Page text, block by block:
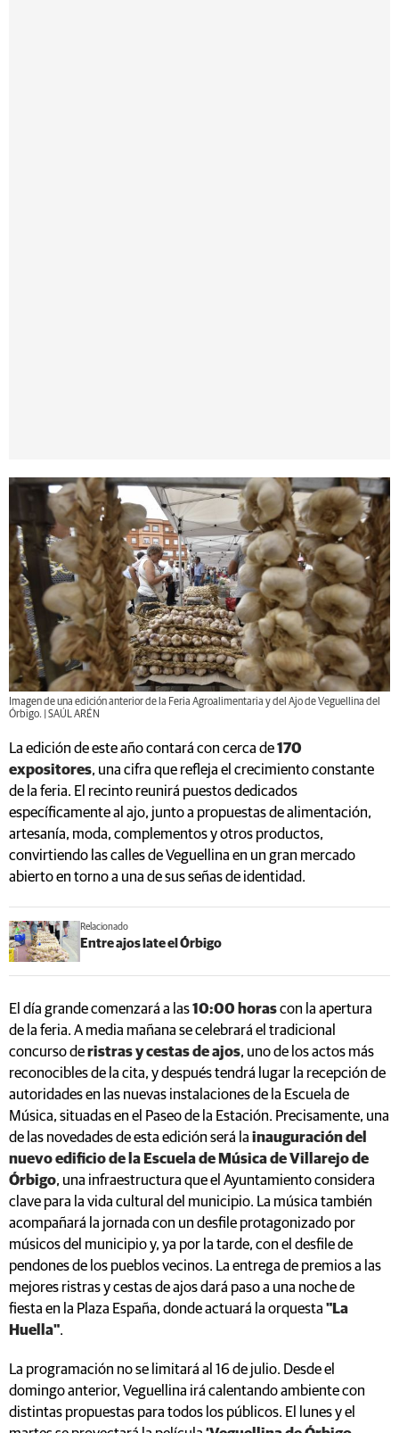
Imagen de una edición anterior de la Feria Agroalimentaria y del Ajo de Veguellina del
Órbigo. | SAÚL ARÉN
La edición de este año contará con cerca de170
expositores, una cifra que refleja el crecimiento constante
de la feria. El recinto reunirá puestos dedicados
específicamente al ajo, junto a propuestas de alimentación,
artesanía, moda, complementos y otros productos,
convirtiendo las calles de Veguellina en un gran mercado
abierto en torno a una de sus señas de identidad.
Relacionado
Entre ajos late el Órbigo
El día grande comenzará a las10:00 horascon la apertura
de la feria. A media mañana se celebrará el tradicional
concurso deristras y cestas de ajos, uno de los actos más
reconocibles de la cita, y después tendrá lugar la recepción de
autoridades en las nuevas instalaciones de la Escuela de
Música, situadas en el Paseo de la Estación. Precisamente, una
de las novedades de esta edición será la inauguración del
nuevo edificio de la Escuela de Música de Villarejo de
Órbigo, una infraestructura que el Ayuntamiento considera
clave para la vida cultural del municipio. La música también
acompañará la jornada con un desfile protagonizado por
músicos del municipio y, ya por la tarde, con el desfile de
pendones de los pueblos vecinos. La entrega de premios a las
mejores ristras y cestas de ajos dará paso a una noche de
fiesta en la Plaza España, donde actuará la orquesta "La
Huella".
La programación no se limitará al 16 de julio. Desde el
domingo anterior, Veguellina irá calentando ambiente con
distintas propuestas para todos los públicos. El lunes y el